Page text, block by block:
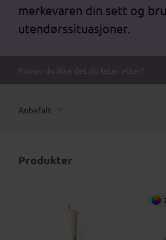
merkevaren din sett og
utendørssituasjoner.
Finner du ikke det du leter etter?
Anbefalt
Produkter